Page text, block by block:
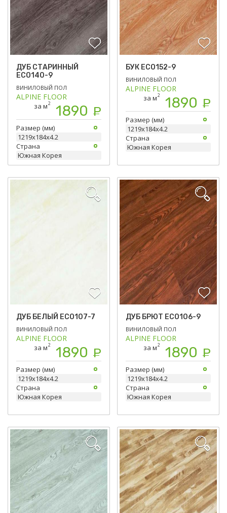
ДУБ СТАРИННЫЙ
ECO140-9
ВИНИЛОВЫЙ ПОЛ
ALPINE FLOOR
за м2 1890 Р
Размер (мм)
1219х184х4.2
Страна
Южная Корея
БУК ECO152-9
ВИНИЛОВЫЙ ПОЛ
ALPINE FLOOR
за м2 1890 Р
Размер (мм)
1219х184х4.2
Страна
Южная Корея
ДУБ БЕЛЫЙ ЕСО107-7
ВИНИЛОВЫЙ ПОЛ
ALPINE FLOOR
за м2 1890 Р
Размер (мм)
1219х184х4.2
Страна
Южная Корея
ДУБ БРЮТ ЕСО106-9
ВИНИЛОВЫЙ ПОЛ
ALPINE FLOOR
за м2 1890 Р
Размер (мм)
1219х184х4.2
Страна
Южная Корея